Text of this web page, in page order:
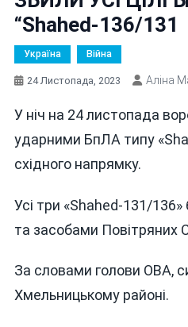
“Shahed-136/131
Україна Війна
24 Листопада, 2023 Аліна
У ніч на 24 листопада
ударними БпЛА типу
східного напрямку.
Усі три «Shahed-131/
та засобами Повітряних
За словами голови ОВА,
Хмельницькому районі.